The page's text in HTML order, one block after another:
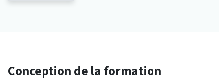
Conception de la formation